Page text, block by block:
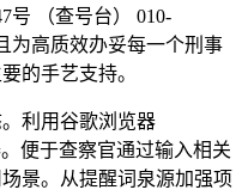
号 （查号台） 010-
为高质效办妥每一个刑事
的手艺支持。
利用谷歌浏览器
便于查察官通过输入相关
景。从提醒词泉源加强项